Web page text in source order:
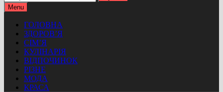
Menu
ГОЛОВНА
ЗДОРОВ’Я
СІМ’Я
КУЛІНАРІЯ
ВІДПОЧИНОК
РІЗНЕ
МОДА
КРАСА